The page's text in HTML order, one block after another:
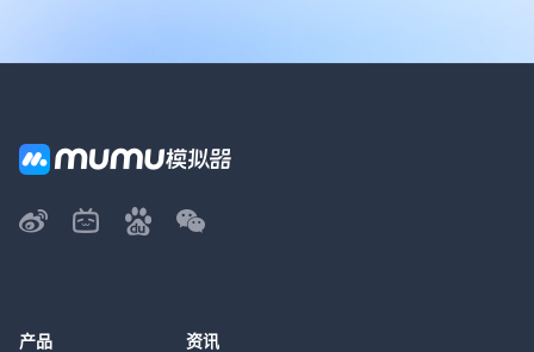
产品 资讯